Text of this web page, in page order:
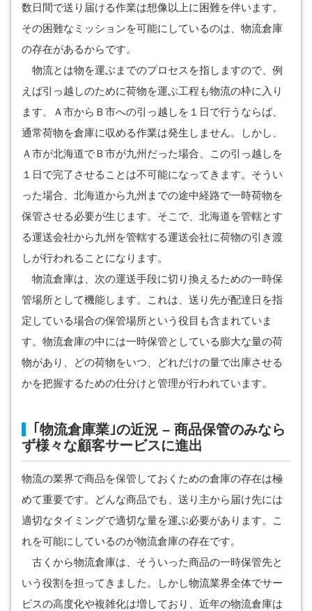
数日間で送り届ける作業は想像以上に困難を伴います。
その困難なミッションを可能にしているのは、物流倉庫
の存在があるからです。
物流とは物を運ぶまでのプロセスを指しますので、例
えば引っ越しのために荷物を運ぶ工程も物流の枠に入り
ます。Ａ市からＢ市への引っ越しを１日で行うならば、
通常荷物を倉庫に収める作業は発生しません。しかし、
Ａ市が北海道でＢ市が九州だった場合、この引っ越しを
１日で完了させることは不可能になってきます。そうい
った場合、北海道から九州までの途中経路で一時荷物を
保管させる必要が生じます。そこで、北海道を管轄とす
る運送会社から九州を管轄する運送会社に荷物の引き渡
しが行われることになります。
物流倉庫は、次の運送手段に切り換えるための一時保
管場所として機能します。これは、送り先が配達日を指
定している場合の保管場所という役目も含まれていま
す。物流倉庫の中には一時保管としている膨大な量の荷
物があり、どの荷物をいつ、どれだけの量で出庫させる
かを把握するための仕分けと管理が行われています。
｢物流倉庫業｣の近況 – 商品保管のみなら
ず様々な顧客サービスに進出
物流の業界で商品を保管しておくための倉庫の存在は極
めて重要です。どんな商品でも、送り主から届け先には
適切なタイミングで適切な量を運ぶ必要があります。こ
れを可能にしているのが物流倉庫の存在です。
古くから物流倉庫は、そういった商品の一時保管先と
いう役割を担ってきました。しかし物流業界全体でサー
ビスの高度化や複雑化は増しており、近年の物流倉庫は